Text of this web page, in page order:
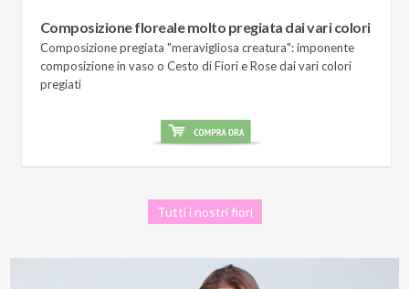
Composizione floreale molto pregiata dai vari colori
Composizione pregiata "meravigliosa creatura": imponente
composizione in vaso o Cesto di Fiori e Rose dai vari colori
pregiati
Tutti i nostri fiori